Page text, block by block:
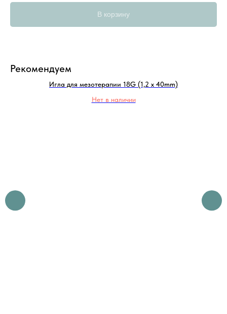
В корзину
Рекомендуем
Игла для мезотерапии 18G (1,2 x 40mm)
Нет в наличии